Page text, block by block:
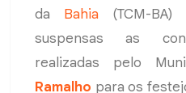
da Bahia (TCM-
suspensas as
realizadas pelo
Ramalho para os